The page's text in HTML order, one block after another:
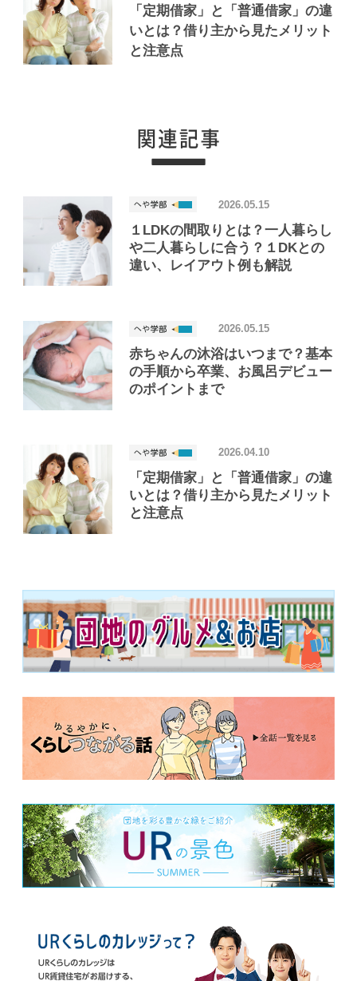
「定期借家」と「普通借家」の違
いとは？借り主から見たメリット
と注意点
１LDKの間取りとは？一人暮らし
や二人暮らしに合う？１DKとの
違い、レイアウト例も解説
2026.05.15
赤ちゃんの沐浴はいつまで？基本
の手順から卒業、お風呂デビュー
のポイントまで
2026.05.15
「定期借家」と「普通借家」の違
いとは？借り主から見たメリット
と注意点
2026.04.10